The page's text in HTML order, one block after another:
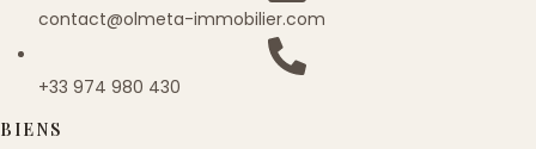
contact@olmeta-immobilier.com
+33 974 980 430
BIENS